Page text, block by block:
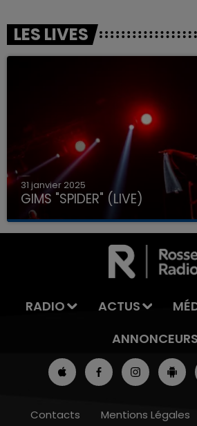
LES LIVES
31 janvier 2025
GIMS "SPIDER" (LIVE)
RADIO ACTUS
ANNONCEURS
Contacts Mentions Légales